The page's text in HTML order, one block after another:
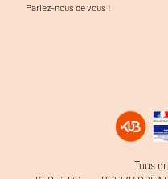
Parlez-nous de vous !
Tous